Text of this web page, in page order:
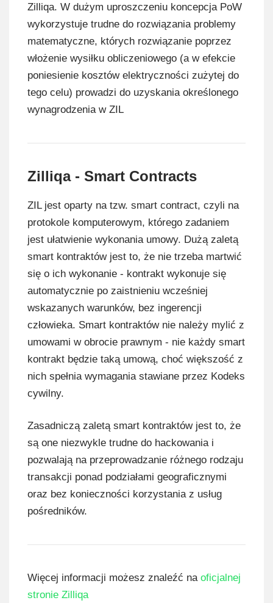
Zilliqa. W dużym uproszczeniu koncepcja PoW
wykorzystuje trudne do rozwiązania problemy
matematyczne, których rozwiązanie poprzez
włożenie wysiłku obliczeniowego (a w efekcie
poniesienie kosztów elektryczności zużytej do
tego celu) prowadzi do uzyskania określonego
wynagrodzenia w ZIL
Zilliqa - Smart Contracts
ZIL jest oparty na tzw. smart contract, czyli na
protokole komputerowym, którego zadaniem
jest ułatwienie wykonania umowy. Dużą zaletą
smart kontraktów jest to, że nie trzeba martwić
się o ich wykonanie - kontrakt wykonuje się
automatycznie po zaistnieniu wcześniej
wskazanych warunków, bez ingerencji
człowieka. Smart kontraktów nie należy mylić z
umowami w obrocie prawnym - nie każdy smart
kontrakt będzie taką umową, choć większość z
nich spełnia wymagania stawiane przez Kodeks
cywilny.
Zasadniczą zaletą smart kontraktów jest to, że
są one niezwykle trudne do hackowania i
pozwalają na przeprowadzanie różnego rodzaju
transakcji ponad podziałami geograficznymi
oraz bez konieczności korzystania z usług
pośredników.
Więcej informacji możesz znaleźć na oficjalnej
stronie Zilliqa